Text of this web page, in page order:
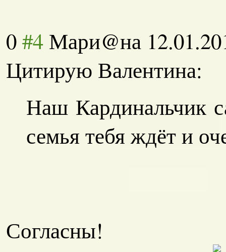
0#4 Мари@на
Цитирую Валентина:
Наш Кардинальчик
семья тебя ждёт и
Согласны!